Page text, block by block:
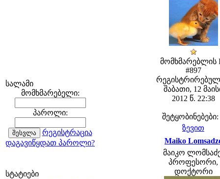
სალამი
მომხმარებელი:
პაროლი:
რეგისტრაცია
დაგავიწყდათ პაროლი?
სტატიები
მომხმარებლის
#897
შაბათი, 12
2012 წ. 22:38
შეტყობინებები:
ზევით
Maiko
მაიკო
პროფესორი,
დოქტორი